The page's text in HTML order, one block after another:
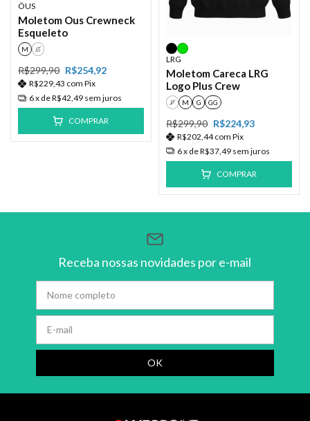
ÖUS
Moletom Ous Crewneck
Esqueleto
M G
R$299,90 R$254,92
R$229,43 com Pix
6x deR$42,49 sem juros
COMPRAR
LRG
Moletom Careca LRG
Logo Plus Crew
P M G GG
R$299,90 R$224,93
R$202,44com Pix
6x deR$37,49 sem juros
COMPRAR
Receba nossas novidades por e-mail